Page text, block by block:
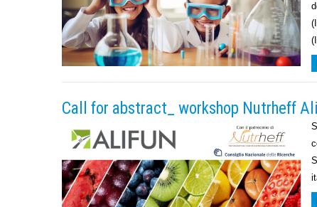
Call for abstract_ workshop Nutrheff